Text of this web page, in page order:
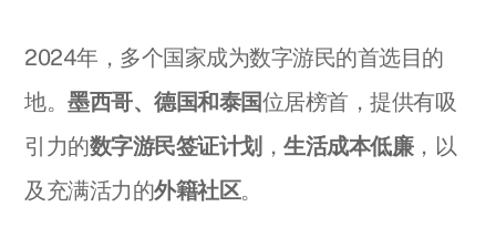
2024年，多个国家成为数字游民的首选目的
地。墨西哥、德国和泰国位居榜首，提供有吸
引力的数字游民签证计划 ，生活成本低廉，以
及充满活力的外籍社区。